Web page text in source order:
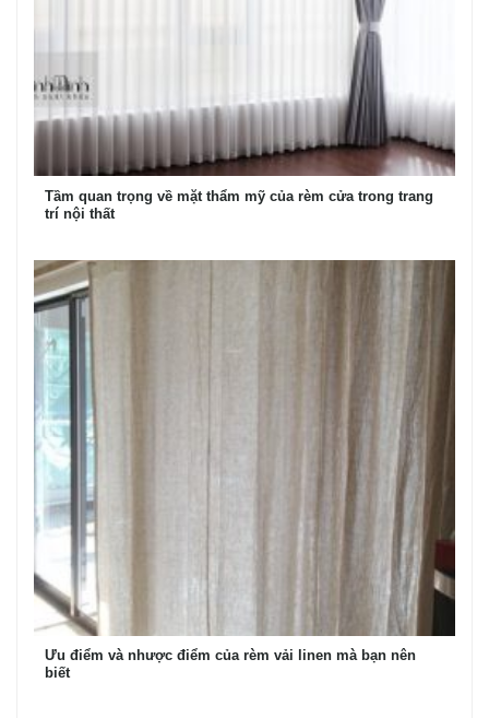
Tầm quan trọng về mặt thẩm mỹ của rèm cửa trong trang
trí nội thất
Ưu điểm và nhược điểm của rèm vải linen mà bạn nên
biết